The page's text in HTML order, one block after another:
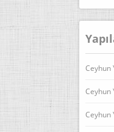
Ceyhun
Ceyhun
Ceyhun